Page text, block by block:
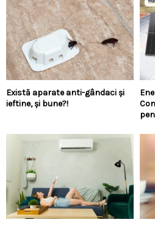
Există aparate anti-gândaci și
ieftine, și bune?!